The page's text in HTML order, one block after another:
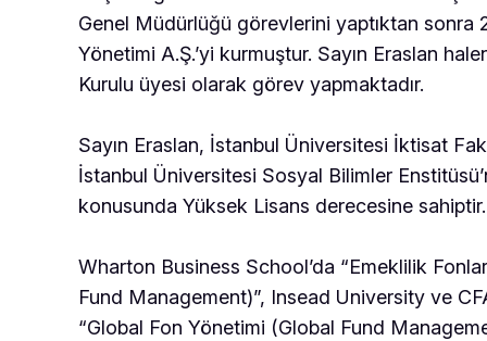
Genel Müdürlüğü görevlerini yaptıktan sonra
Yönetimi A.Ş.’yi kurmuştur. Sayın Eraslan
Kurulu üyesi olarak görev yapmaktadır.
Sayın Eraslan, İstanbul Üniversitesi İktisat
İstanbul Üniversitesi Sosyal Bilimler
konusunda Yüksek Lisans derecesine sahiptir.
Wharton Business School’da “Emeklilik
Fund Management)”, Insead University ve
“Global Fon Yönetimi (Global Fund